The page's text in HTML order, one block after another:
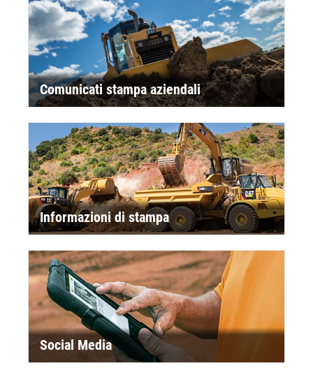
Comunicati stampa aziendali
Informazioni di stampa
Social Media